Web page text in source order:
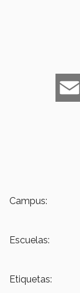
Campus:
Escuelas:
Etiquetas: